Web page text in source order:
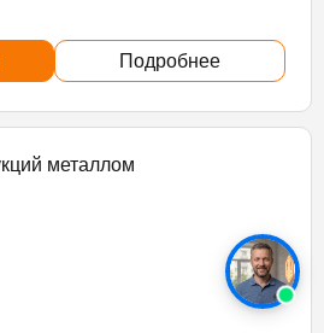
Подробнее